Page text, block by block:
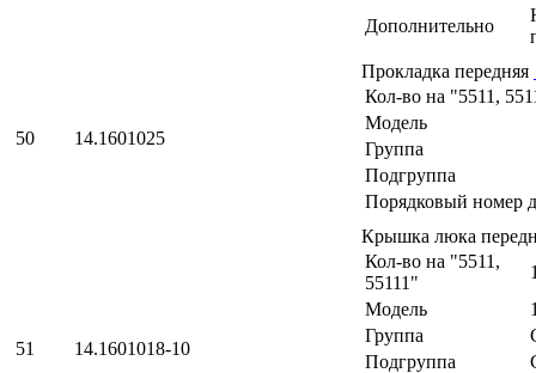
Дополнительно
50 14.1601025
Прокладка передняя
Кол-во на "5511,
Модель
Группа
Подгруппа
Порядковый номер
51 14.1601018-10
Крышка люка
Кол-во на "5511,
55111"
Модель
Группа
Подгруппа